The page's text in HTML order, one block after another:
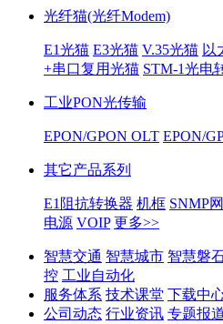
光纤猫(光纤Modem)
E1光猫 E3光猫 V.35光猫 以
+串口复用光猫 STM-1光电
工业PON光传输
EPON/GPON OLT EPON/
其它产品系列
E1阻抗转换器 机框 SNMP
电源 VOIP 更多>>
智慧交通 智慧城市 智慧磐
控 工业自动化
服务体系 技术课堂 下载中
公司动态 行业资讯 专题报